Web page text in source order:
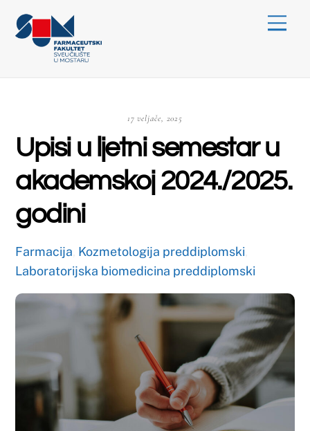
content
Upisi u ljetni semestar u
akademskoj 2024./2025.
godini
Farmacija,Kozmetologija preddiplomski
Laboratorijska biomedicina preddiplomski
Upisi u ljetni semestar vršit će seod 24. do
28. veljače 2025. godineu studentskoj